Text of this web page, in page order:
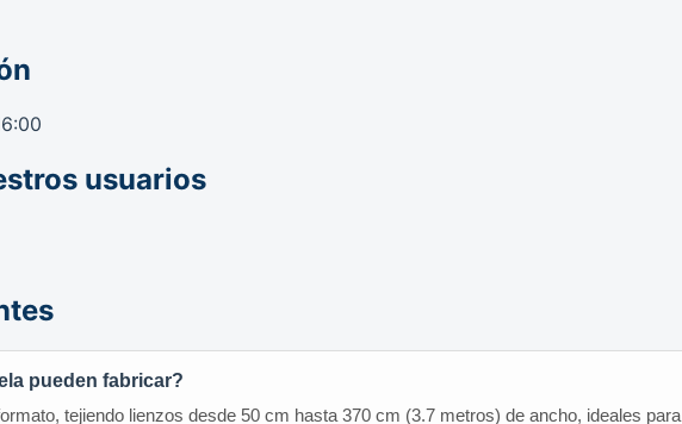
usuarios
pueden fabricar?
tejiendo lienzos desde 50 cm hasta 370 cm (3.7 metros) de ancho, ideales para